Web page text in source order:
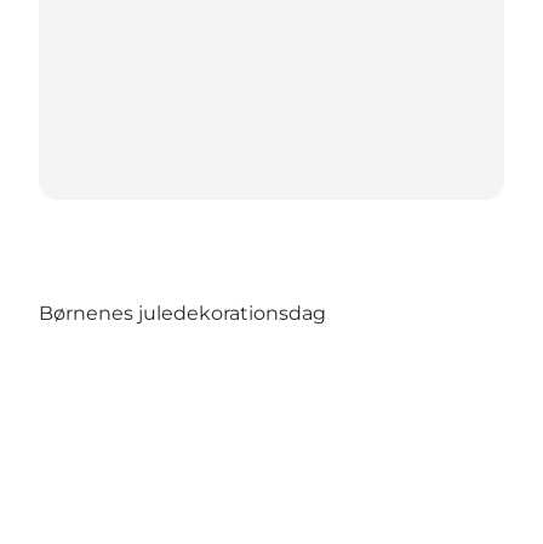
Børnenes juledekorationsdag